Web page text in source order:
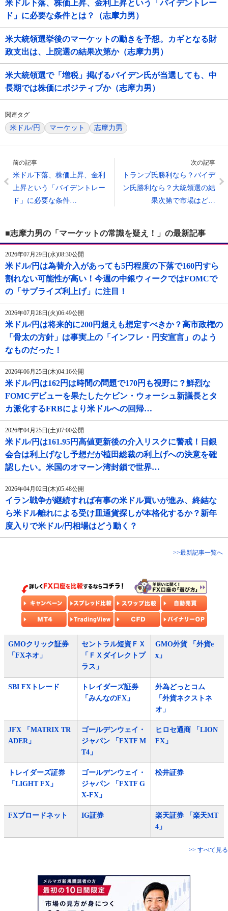
米ドル下落、株価上昇、金利上昇という「バイデントレー
ド」に必要な条件とは？（志摩力男）
米大統領選挙後のマーケットの動きを予想。カギとなる財
政支出は、上院選の結果次第か（志摩力男）
米大統領選で「増税」掲げるバイデン氏が当選しても、中
長期では株価にポジティブか（志摩力男）
関連タグ
米ドル/円 マーケット 志摩力男
前の記事
米ドル下落、株価上昇、金利
上昇という「バイデントレー
ド」に必要な条件…
次の記事
トランプ氏勝利なら？バイデ
ン氏勝利なら？大統領選の結
果次第で市場はど…
■志摩力男の「マーケットの常識を疑え！」の最新記事
2026年07月29日(水)08:30公開
米ドル/円は為替介入があっても5円程度の下落で160円すら
割れない可能性が高い！今週の中銀ウィークではFOMCで
の「サプライズ利上げ」に注目！
2026年07月28日(火)06:49公開
米ドル/円は将来的に200円超えも想定すべきか？高市政権の
「骨太の方針」は事実上の「インフレ・円安宣言」のよう
なものだった！
2026年06月25日(木)04:16公開
米ドル/円は162円は時間の問題で170円も視野に？鮮烈な
FOMCデビューを果たしたケビン・ウォーシュ新議長とタ
カ派化するFRBにより米ドルへの回帰…
2026年04月25日(土)07:00公開
米ドル/円は161.95円高値更新後の介入リスクに警戒！日銀
会合は利上げなし予想だが植田総裁の利上げへの決意を確
認したい。米国のオマーン湾封鎖で世界…
2026年04月02日(木)05:48公開
イラン戦争が継続すれば有事の米ドル買いが進み、終結な
ら米ドル離れによる受け皿通貨探しが本格化するか？新年
度入りで米ドル/円相場はどう動く？
>>最新記事一覧へ
GMOクリック証券
「FXネオ」
セントラル短資ＦＸ
「ＦＸダイレクトプ
ラス」
GMO外貨 「外貨e
x」
SBI FXトレード
トレイダーズ証券
「みんなのFX」
外為どっとコム
「外貨ネクストネ
オ」
JFX 「MATRIX TR
ADER」
ゴールデンウェイ・
ジャパン 「FXTF M
T4」
ヒロセ通商 「LION
FX」
トレイダーズ証券
「LIGHT FX」
ゴールデンウェイ・
ジャパン 「FXTF G
X-FX」
松井証券
FXブロードネット IG証券
楽天証券 「楽天MT
4」
>> すべて見る